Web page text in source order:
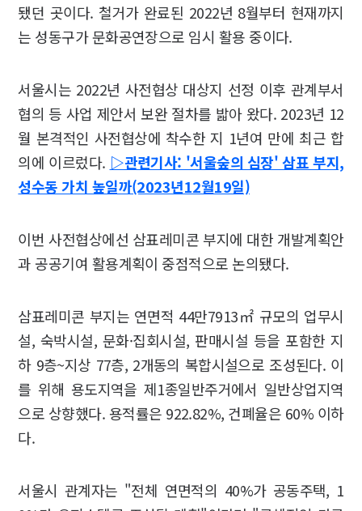
됐던 곳이다. 철거가 완료된 2022년 8월부터 현재까지
는 성동구가 문화공연장으로 임시 활용 중이다.
서울시는 2022년 사전협상 대상지 선정 이후 관계부서
협의 등 사업 제안서 보완 절차를 밟아 왔다. 2023년 12
월 본격적인 사전협상에 착수한 지 1년여 만에 최근 합
의에 이르렀다. ▷관련기사: '서울숲의 심장' 삼표 부지,
성수동 가치 높일까(2023년12월19일)
이번 사전협상에선 삼표레미콘 부지에 대한 개발계획안
과 공공기여 활용계획이 중점적으로 논의됐다.
삼표레미콘 부지는 연면적 44만7913㎡ 규모의 업무시
설, 숙박시설, 문화·집회시설, 판매시설 등을 포함한 지
하 9층~지상 77층, 2개동의 복합시설으로 조성된다. 이
를 위해 용도지역을 제1종일반주거에서 일반상업지역
으로 상향했다. 용적률은 922.82%, 건폐율은 60% 이하
다.
서울시 관계자는 "전체 연면적의 40%가 공동주택, 1